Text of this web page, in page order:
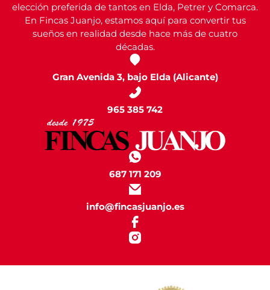
elección preferida de tantos en Elda, Petrer y Comarca.
En Fincas Juanjo, estamos aquí para convertir tus
sueños en realidad desde hace más de cuatro
décadas.
Gran Avenida 3, bajo Elda (Alicante)
965 385 742
687 171 209
info@fincasjuanjo.es